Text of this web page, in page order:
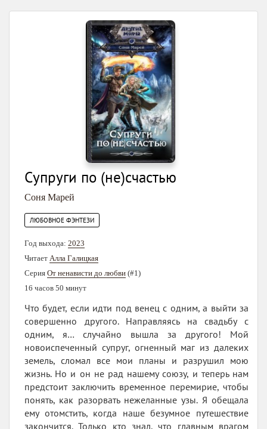
Супруги по (не)счастью
Соня Марей
ЛЮБОВНОЕ ФЭНТЕЗИ
Год выхода: 2023
Читает Алла Галицкая
Серия От ненависти до любви (#1)
16 часов 50 минут
Что будет, если идти под венец с одним, а выйти за
совершенно другого. Направляясь на свадьбу с
одним, я… случайно вышла за другого! Мой
новоиспеченный супруг, огненный маг из далеких
земель, сломал все мои планы и разрушил мою
жизнь. Но и он не рад нашему союзу, и теперь нам
предстоит заключить временное перемирие, чтобы
понять, как разорвать нежеланные узы. Я обещала
ему отомстить, когда наше безумное путешествие
закончится. Только кто знал, что главным врагом